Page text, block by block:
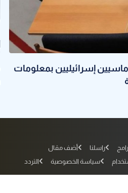
إسرائيليين بمعلومات
راسلنا
أضف مقال
سياسة الخصوصية التردد